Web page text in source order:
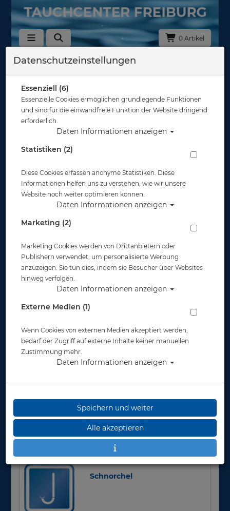
0 Artikel
ABC Ausrüstung
ABC Sets
Flossen
Schnorchel
Datenschutzeinstellungen
Essenziell (6)
Essenzielle Cookies ermöglichen grundlegende Funktionen
und sind für die einwandfreie Funktion der Website dringend
erforderlich.
Daten Informationen anzeigen
Statistiken (2)
Diese Cookies erfassen anonyme Statistiken. Diese
Informationen helfen uns zu verstehen, wie wir unsere
Website noch weiter optimieren können.
Daten Informationen anzeigen
Marketing (2)
Marketing Cookies werden von Drittanbietern oder
Publishern verwendet, um personalisierte Werbung
anzuzeigen. Sie tun dies, indem sie Besucher über Websites
hinweg verfolgen.
Daten Informationen anzeigen
Externe Medien (1)
Wenn Cookies von externen Medien akzeptiert werden,
bedarf der Zugriff auf externe Inhalte keiner manuellen
Zustimmung mehr.
Daten Informationen anzeigen
Speichern und weiter
Alle akzeptieren